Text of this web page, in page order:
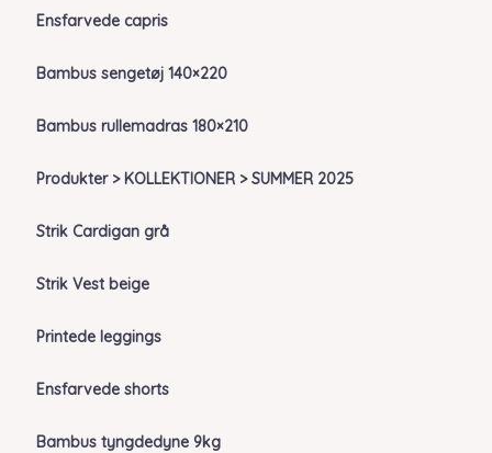
Ensfarvede capris
Bambus sengetøj 140×220
Bambus rullemadras 180×210
Produkter > KOLLEKTIONER > SUMMER 2025
Strik Cardigan grå
Strik Vest beige
Printede leggings
Ensfarvede shorts
Bambus tyngdedyne 9kg